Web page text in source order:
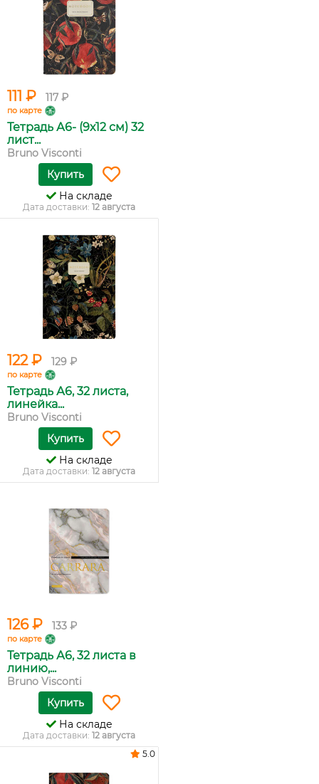
111 ₽ 117 ₽
по карте
Тетрадь А6- (9х12 см) 32
лист...
Bruno Visconti
Купить
На складе
Дата доставки: 12 августа
122 ₽ 129 ₽
по карте
Тетрадь А6, 32 листа,
линейка...
Bruno Visconti
Купить
На складе
Дата доставки: 12 августа
126 ₽ 133 ₽
по карте
Тетрадь А6, 32 листа в
линию,...
Bruno Visconti
Купить
На складе
Дата доставки: 12 августа
5.0